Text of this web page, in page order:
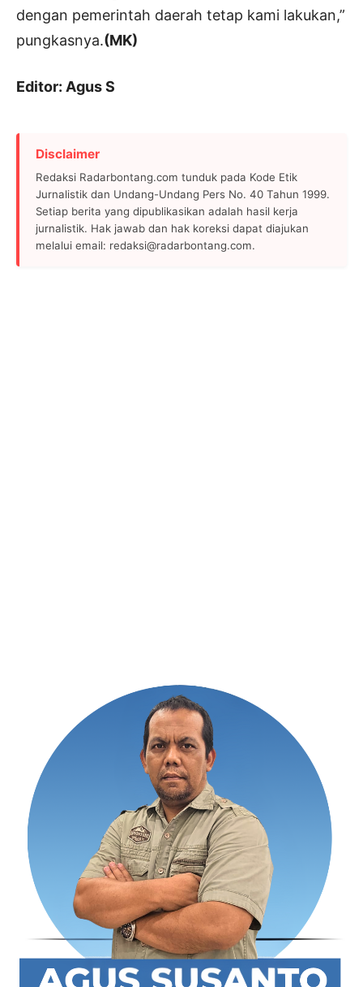
dengan pemerintah daerah tetap kami lakukan,”
pungkasnya.(MK)
Editor: Agus S
Disclaimer
Redaksi Radarbontang.com tunduk pada Kode Etik
Jurnalistik dan Undang-Undang Pers No. 40 Tahun 1999.
Setiap berita yang dipublikasikan adalah hasil kerja
jurnalistik. Hak jawab dan hak koreksi dapat diajukan
melalui email: redaksi@radarbontang.com.